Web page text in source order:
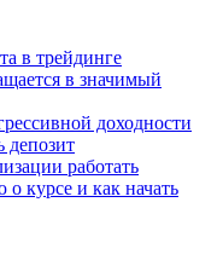
в трейдинге
в значимый
доходности
депозит
работать
курсе и как начать